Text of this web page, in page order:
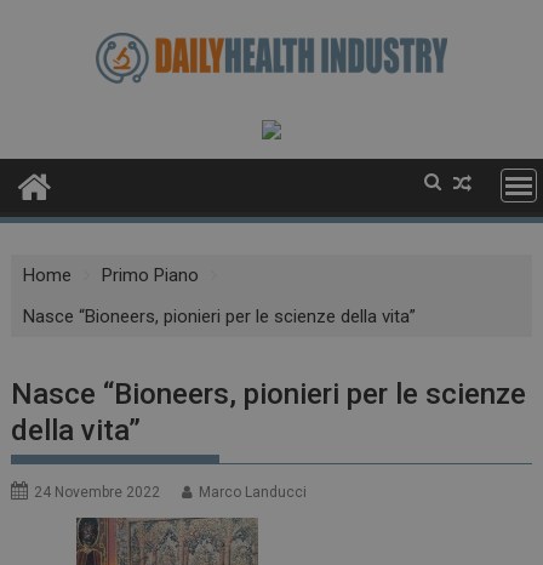
Home
Primo Piano
Nasce “Bioneers, pionieri per le scienze della vita”
Nasce “Bioneers, pionieri per le scienze
della vita”
24 Novembre 2022 Marco Landucci